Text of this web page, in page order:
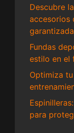
Descubre
accesorios
Fundas
estilo en el
Optimiza
para